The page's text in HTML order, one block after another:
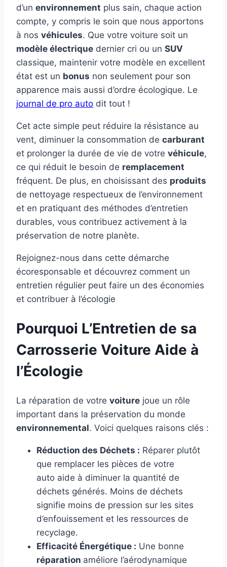
d’un environnement plus sain, chaque action
compte, y compris le soin que nous apportons
à nos véhicules. Que votre voiture soit un
modèle électrique dernier cri ou un SUV
classique, maintenir votre modèle en excellent
état est un bonus non seulement pour son
apparence mais aussi d’ordre écologique. Le
journal de pro auto dit tout !
Cet acte simple peut réduire la résistance au
vent, diminuer la consommation de carburant
et prolonger la durée de vie de votre véhicule,
ce qui réduit le besoin de remplacement
fréquent. De plus, en choisissant des produits
de nettoyage respectueux de l’environnement
et en pratiquant des méthodes d’entretien
durables, vous contribuez activement à la
préservation de notre planète.
Rejoignez-nous dans cette démarche
écoresponsable et découvrez comment un
entretien régulier peut faire un des économies
et contribuer à l’écologie
Pourquoi L’Entretien de sa
Carrosserie Voiture Aide à
l’Écologie
La réparation de votre voiture joue un rôle
important dans la préservation du monde
environnemental. Voici quelques raisons clés :
Réduction des Déchets : Réparer plutôt
que remplacer les pièces de votre
auto aide à diminuer la quantité de
déchets générés. Moins de déchets
signifie moins de pression sur les sites
d’enfouissement et les ressources de
recyclage.
Efficacité Énergétique : Une bonne
réparation améliore l’aérodynamique